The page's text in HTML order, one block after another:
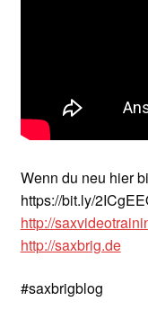
Wenn du neu hier
https://bit.ly/
http://
http://saxbrig.de
#saxbrigblog